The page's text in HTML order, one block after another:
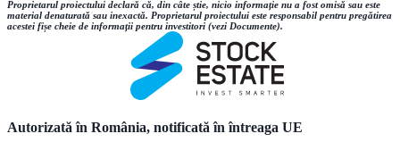
Proprietarul proiectului declară că, din câte știe, nicio informație nu a fost omisă sau este
material denaturată sau inexactă. Proprietarul proiectului este responsabil pentru pregătirea
acestei fișe cheie de informații pentru investitori (vezi Documente).
Autorizată în România, notificată în întreaga UE